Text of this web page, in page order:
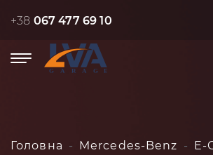
+38 067 477 69 10
Головна Mercedes-Benz
E-